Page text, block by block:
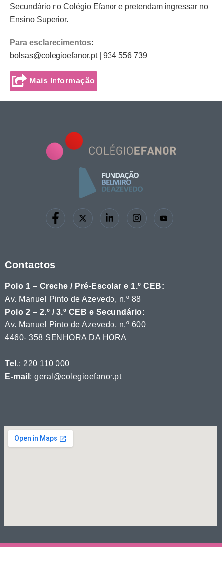
Secundário no Colégio Efanor e pretendam ingressar no
Ensino Superior.
Para esclarecimentos:
bolsas@colegioefanor.pt | 934 556 739
Mais Informação
Contactos
Polo 1 – Creche / Pré-Escolar e 1.º CEB:
Av. Manuel Pinto de Azevedo, n.º 88
Polo 2 – 2.º / 3.º CEB e Secundário:
Av. Manuel Pinto de Azevedo, n.º 600
4460- 358 SENHORA DA HORA
Tel .: 220 110 000
E-mail : geral@colegioefanor.pt